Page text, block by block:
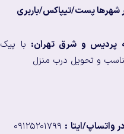
شهرها پست/تیپاکس/باربری
پردیس و شرق تهران: با پیک
و تحویل درب منزل
واتساپ/ایتا :